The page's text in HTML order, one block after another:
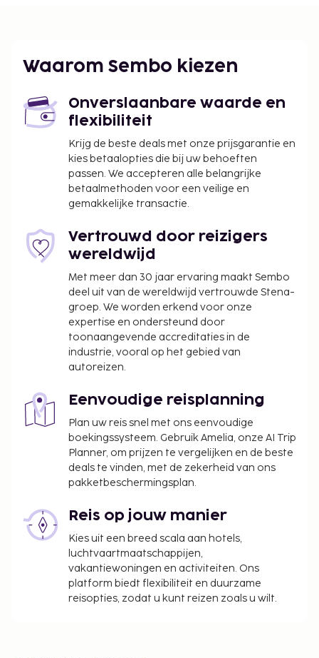
Town Intl.) - 20,7 km
incheckservice, een snelle uitcheckservice en een
bagageopslagruimte. Ter plaatse heb je gratis
parkeerplaatsen. Profiteer van een buitenzwembad
of maak gebruik van gratis wifi of
houtskoolbarbecues. Bestel iets lekkers in de
koffiebar/het café van deze bed & breakfast. Maak
kennis met andere gasten tijdens een gratis
receptie, dagelijks aangeboden.
Waarom Sembo kiezen
Onverslaanbare waarde en
flexibiliteit
Krijg de beste deals met onze prijsgarantie en
kies betaalopties die bij uw behoeften
passen. We accepteren alle belangrijke
betaalmethoden voor een veilige en
gemakkelijke transactie.
Vertrouwd door reizigers
wereldwijd
Met meer dan 30 jaar ervaring maakt Sembo
deel uit van de wereldwijd vertrouwde Stena-
groep. We worden erkend voor onze
expertise en ondersteund door
toonaangevende accreditaties in de
industrie, vooral op het gebied van
autoreizen.
Eenvoudige reisplanning
Plan uw reis snel met ons eenvoudige
boekingssysteem. Gebruik Amelia, onze AI Trip
Planner, om prijzen te vergelijken en de beste
deals te vinden, met de zekerheid van ons
pakketbeschermingsplan.
Reis op jouw manier
Kies uit een breed scala aan hotels,
luchtvaartmaatschappijen,
vakantiewoningen en activiteiten. Ons
platform biedt flexibiliteit en duurzame
reisopties, zodat u kunt reizen zoals u wilt.